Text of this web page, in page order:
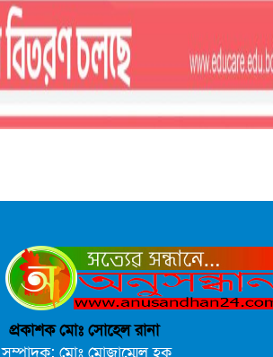
প্রকাশক মোঃ সোহেল রানা
সম্পাদক: মোঃ মোজাম্মেল হক